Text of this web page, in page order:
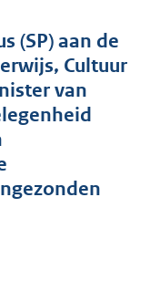
(SP) aan de
Cultuur
van